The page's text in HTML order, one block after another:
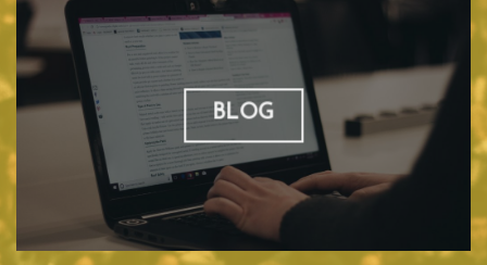
BLOG